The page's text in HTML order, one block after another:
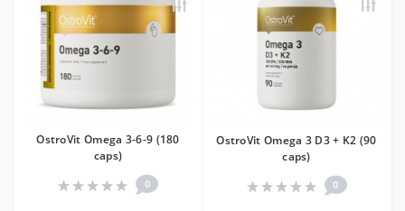
OstroVit Omega 3-6-9 (180
caps)
0
OstroVit Omega 3 D3 + K2 (90
caps)
0